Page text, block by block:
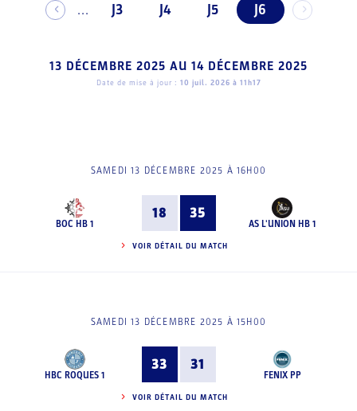
... J3 J4 J5 J6
13 DÉCEMBRE 2025 AU 14 DÉCEMBRE 2025
Date de mise à jour : 10 juil. 2026 à 11h17
SAMEDI 13 DÉCEMBRE 2025 À 16H00
BOC HB 1
18 35
AS L'UNION HB 1
VOIR DÉTAIL DU MATCH
SAMEDI 13 DÉCEMBRE 2025 À 15H00
HBC ROQUES 1
33 31
FENIX PP
VOIR DÉTAIL DU MATCH